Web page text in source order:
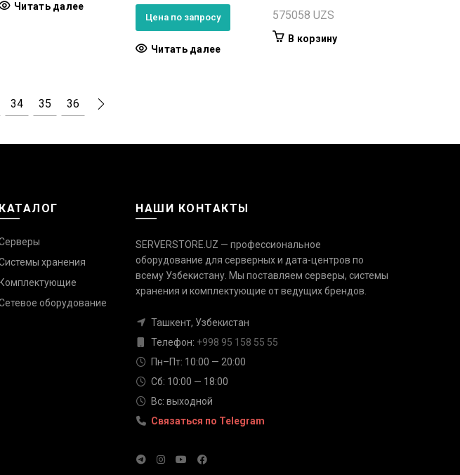
Читать далее
Цена по запросу
Читать далее
575058 UZS
В корзину
34 35 36
КАТАЛОГ
хранения
оборудование
НАШИ КОНТАКТЫ
SERVERSTORE.UZ — профессиональное
оборудование для серверных и дата-центров по
всему Узбекистану. Мы поставляем серверы, системы
хранения и комплектующие от ведущих брендов.
Ташкент, Узбекистан
Телефон: +998 95 158 55 55
Пн–Пт: 10:00 — 20:00
Сб: 10:00 — 18:00
Вс: выходной
Связаться по Telegram
Связаться с нами
Ответим быстро — выберите
удобный канал